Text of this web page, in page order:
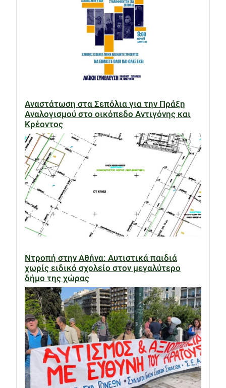
Αναστάτωση στα Σεπόλια για την Πράξη
Αναλογισμού στο οικόπεδο Αντιγόνης και
Κρέοντος
Ντροπή στην Αθήνα: Αυτιστικά παιδιά
χωρίς ειδικό σχολείο στον μεγαλύτερο
δήμο της χώρας